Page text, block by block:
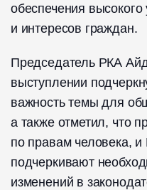
обеспечения
и интересов граждан.
Председатель РКА
выступлении
важность темы для
а также отметил, что
по правам человека, и
подчеркивают
изменений в